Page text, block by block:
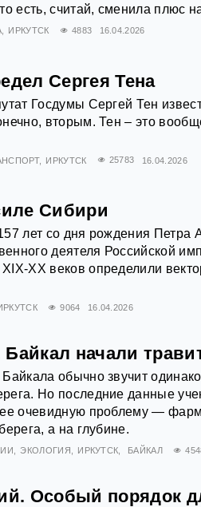
есть, считай, сменила плюс
ИРКУТСК 4883 16.04.2026
Сергея Тена
Госдумы Сергей Тен
вторым. Тен – это
ИРКУТСК 25783 16.04.2026
Сибири
лет со дня рождения Петра
деятеля Российской
XX веков определили
9064 16.04.2026
начали
обычно звучит
Но последние данные
очевидную проблему —
а на глубине.
ЭКОЛОГИЯ ИРКУТСК БАЙКАЛ
Особый порядок